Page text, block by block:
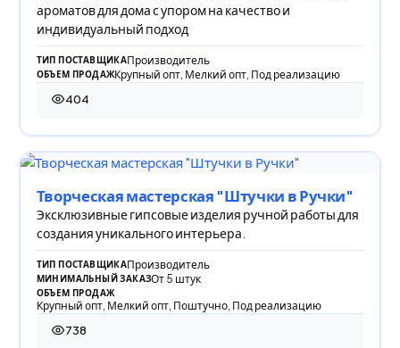
ароматов для дома с упором на качество и
индивидуальный подход
ТИП ПОСТАВЩИКАПроизводитель
ОБЪЕМ ПРОДАЖКрупный опт, Мелкий опт, Под реализацию
404
404 просмотра
Творческая мастерская "Штучки в Ручки"
Эксклюзивные гипсовые изделия ручной работы для
создания уникального интерьера.
ТИП ПОСТАВЩИКАПроизводитель
МИНИМАЛЬНЫЙ ЗАКАЗОт 5 штук
ОБЪЕМ ПРОДАЖ
Крупный опт, Мелкий опт, Поштучно, Под реализацию
738
738 просмотров